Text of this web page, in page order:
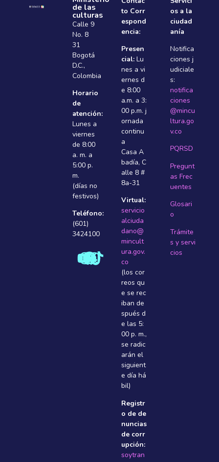
de las
culturas
Calle 9
No. 8
31
Bogotá
D.C.,
Colombia
Horario
de
atención:
Lunes a
viernes
de 8:00
a. m. a
5:00 p.
m.
(días no
festivos)
Teléfono:
(601)
3424100
to Corr
espond
encia:
Presen
cial: Lu
nes a vi
ernes d
e 8:00
a.m. a 3:
00 p.m. j
ornada
continu
a
Casa A
badí­a, C
alle 8 #
8a-31
Virtual:
servicio
alciuda
dano@
mincult
ura.gov.
co
(los cor
reos qu
e se rec
iban de
spués d
e las 5:
00 p. m.,
se radic
arán el
siguient
e dí­a há
bil)
Registr
o de de
nuncias
de corr
upción:
soytran
os a la
ciudad
anía
Notifica
ciones j
udiciale
s:
notifica
ciones
@mincu
ltura.go
v.co
PQRSD
Pregunt
as Frec
uentes
Glosari
o
Trámite
s y servi
cios